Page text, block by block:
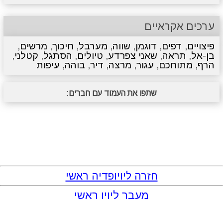
ערכים אקראיים
פיצויים, דפים, דוגמן, שווה, מערבל, חיכוך, מרשים,
בן-אל, תראה, שאני צפרדע, טיולים, הסתגל, קטלני,
הרף, מתוחכם, עגור, מרצה, דיר, בוהה, עיפות
שתפו את העמוד עם חברים:
חזרה ליויופדיה ראשי
מעבר ליויו ראשי